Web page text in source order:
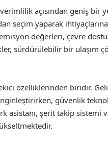
açısından geniş bir
seçim yaparak
değerleri, çevre
sürdürülebilir bir ulaşım
özelliklerinden biridir.
güvenlik
asistanı, şerit takip